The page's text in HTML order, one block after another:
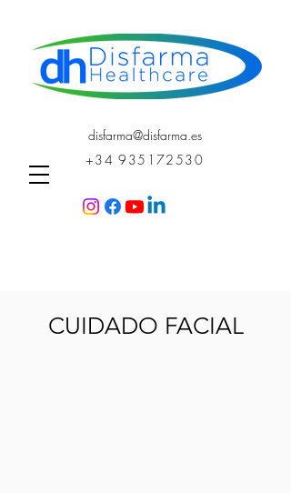
disfarma@disfarma.es
+34 935172530
CUIDADO FACIAL